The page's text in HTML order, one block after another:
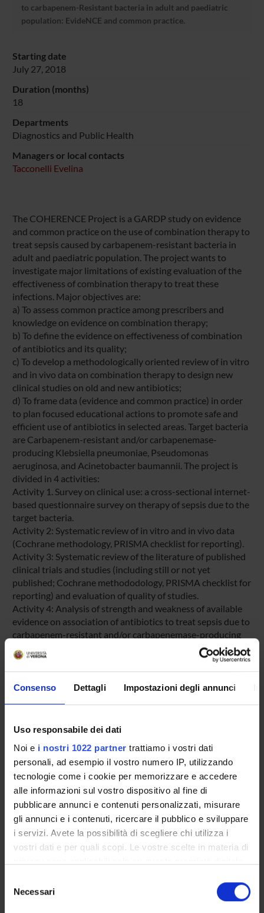
Consenso Dettagli Impostazioni degli annunci
Uso responsabile dei dati
Noi e i nostri 1022 partner trattiamo i vostri dati
personali, ad esempio il vostro numero IP, utilizzando
tecnologie come i cookie per memorizzare e accedere
alle informazioni sul vostro dispositivo al fine di
pubblicare annunci e contenuti personalizzati, misurare
gli annunci e i contenuti, ricercare il pubblico e sviluppare
i servizi. Avete la possibilità di scegliere chi utilizza i
vostri dati e per quali scopi. Le vostre scelte in materia di
modificare o revocare il proprio consenso in qualsiasi
momento dalla Dichiarazione sui cookie o facendo clic
delNecessari
to carbapenem-Resistant bacteria in adult and paediatric
population: EvideNCE and common practice.
Starting date
July 27, 2018
Duration (months)
18
Departments
Diagnostics and Public Health
Managers or local contacts
Tacconelli Evelina
The COHERENCE Project is a GARDP study on evidence
and common practice on the use of combination therapy to
treat sepsis caused by carbapenem-resistant bacteria in
adult and paediatric population. The project wants to
investigate major limitations of existing evaluation of the
effectiveness of combination therapy to treat these
infections. Major objectives are:
a) To assess common practice among prescribers and
knowledge on evidence on combination therapy;
b) To define the evidence on effectiveness of combination
of antibiotics and its quality;
c) To develop a methodologically oriented review of in vitro
and in vivo data on combination therapy to design new
clinical studies on old and new antibiotics;
d) To frame data (evidence and common practice) in order
to plan focused educational actions to promote safe and
efficient use of antibiotics in selected areas. Target bacteria
are Carbapenem-resistant and/or carbapenemase-
producing Klebsiella pneumoniae, Pseudomonas
aeruginosa, and Acinetobacter baumannii. The project is
divided in 4 activities:
Activity 1. Survey on clinical use: a cross-sectional internet-
based questionnaire survey on therapy of sepsis due to the
target bacteria.
Activity 2: Systematic review of in vitro and in vivo data
(Cochrane methodology, PRISMA checklist for reporting).
Activity 3: Systematic review of the literature of published
clinical trials and studies (including still or not yet
published; Cochrane methododology, PRISMA checklist for
reporting) and evaluation of quality of studies.
Activity 4: Analysis of strength and weakness of available
evidence on association of antibiotics to treat sepsis due to
carbapenem-resistant and/or carbapenemase-producing
Klebsiella pneumoniae, Pseudomonas aeruginosa, and
Acinetobacter baumannii by MIC value and setting.
Identification of logistical and scientific challenges of future
studies on combination therapy in the context of the
Funds:assigned and managed by an external body
PROJECT PARTICIPANTS
Elena Carrara
Associate Professor
Mirta Mordakhai